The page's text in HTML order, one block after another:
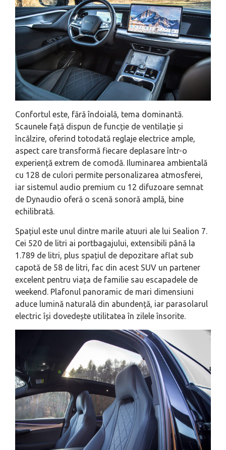
Confortul este, fără îndoială, tema dominantă.
Scaunele față dispun de funcție de ventilație și
încălzire, oferind totodată reglaje electrice ample,
aspect care transformă fiecare deplasare într-o
experiență extrem de comodă. Iluminarea ambientală
cu 128 de culori permite personalizarea atmosferei,
iar sistemul audio premium cu 12 difuzoare semnat
de Dynaudio oferă o scenă sonoră amplă, bine
echilibrată.
Spațiul este unul dintre marile atuuri ale lui Sealion 7.
Cei 520 de litri ai portbagajului, extensibili până la
1.789 de litri, plus spațiul de depozitare aflat sub
capotă de 58 de litri, fac din acest SUV un partener
excelent pentru viața de familie sau escapadele de
weekend. Plafonul panoramic de mari dimensiuni
aduce lumină naturală din abundență, iar parasolarul
electric își dovedește utilitatea în zilele însorite.